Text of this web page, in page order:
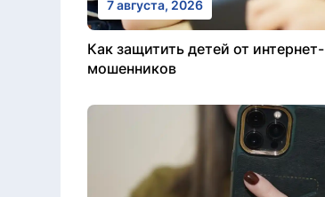
7 августа, 2026
Как защитить детей от интернет-
мошенников